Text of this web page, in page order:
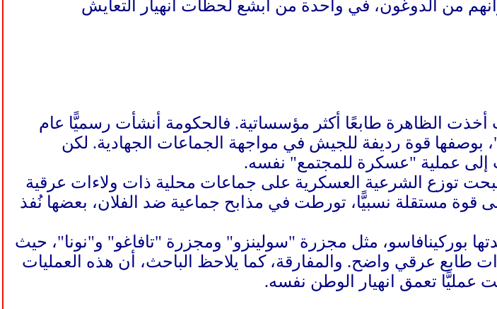
على يد جيرانهم من الدوغون، في واحدة من أبشع لحظات انهيار التعايش
أخذت الظاهرة طابعًا أكثر مؤسساتية. فالحكومة أنشأت رسميًّا عام
بوصفها قوة رديفة للجيش في مواجهة الجماعات الجهادية. لكن
إلى عملية "عسكرة للمجتمع" نفسه.
توزع الشرعية العسكرية على جماعات محلية ذات ولاءات عرقية
قوة مستقلة نسبيًّا، تورطت في مذابح جماعية ضد الفلان، بعضها نُفذ
بوركينافاسو، مثل مجزرة "سولينزو" ومجزرة "تافاغو" و"نونا"، حيث
طابع عرقي واضح. والمفارقة، كما يلاحظ الباحث، أن هذه العمليات
عمليًّا تعمق انهيار الوطن نفسه.